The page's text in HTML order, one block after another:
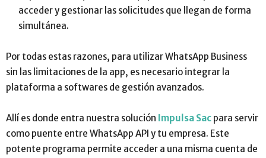
acceder y gestionar las solicitudes que llegan de forma
simultánea.
Por todas estas razones, para utilizar WhatsApp Business
sin las limitaciones de la app, es necesario integrar la
plataforma a softwares de gestión avanzados.
Allí es donde entra nuestra solución Impulsa Sac para servir
como puente entre WhatsApp API y tu empresa. Este
potente programa permite acceder a una misma cuenta de